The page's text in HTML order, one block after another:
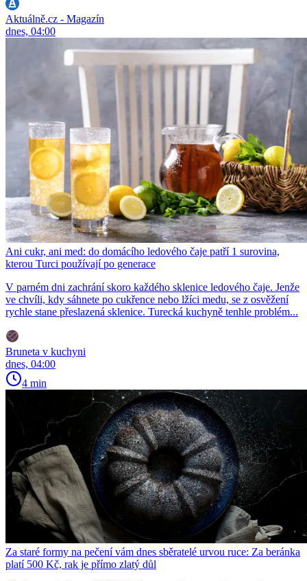
Aktuálně.cz - Magazín
dnes, 04:00
Ani cukr, ani med: do domácího ledového čaje patří 1 surovina,
kterou Turci používají po generace
V parném dni zachrání skoro každého sklenice ledového čaje. Jenže
ve chvíli, kdy sáhnete po cukřence nebo lžíci medu, se z osvěžení
rychle stane přeslazená sklenice. Turecká kuchyně tenhle problém...
Bruneta v kuchyni
dnes, 04:00
4 min
Za staré formy na pečení vám dnes sběratelé urvou ruce: Za beránka
platí 500 Kč, rak je přímo zlatý důl